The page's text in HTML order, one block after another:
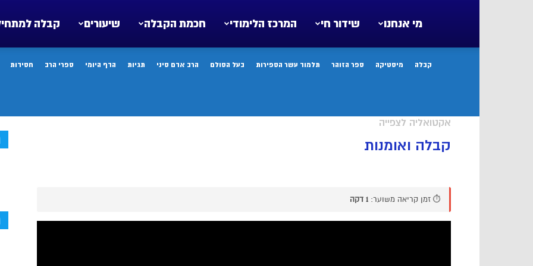
קבלה שיעורים חכמת הקבלה המרכז הלימודי שידור חי מי אנחנו
קבלה מיסטיקה ספר הזוהר תלמוד עשר הספירות בעל הסולם הרב אדם סיני תגיות הדף היומי ספרי הרב חסידות
אקטואליה לצפייה
קבלה ואומנות
⏱️ זמן קריאה משוער: 1 דקה